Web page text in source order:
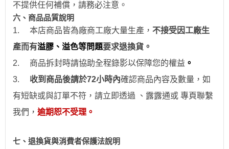
不提供任何補償，請務必注意。
六、商品品質說明
1.
本店商品皆為廠商工廠大量生產， 不接受因工廠生
產而有溢膠、溢色等問題要求退換貨。
2.
商品拆封時請協助全程錄影以保障您的權益 。
3.
收到商品後請於72小時內確認商品內容及數量，如
有短缺或與訂單不符，請立即透過
、露露通或 專頁聯繫
我們， 逾期恕不受理。
七、退換貨與消費者保護法說明